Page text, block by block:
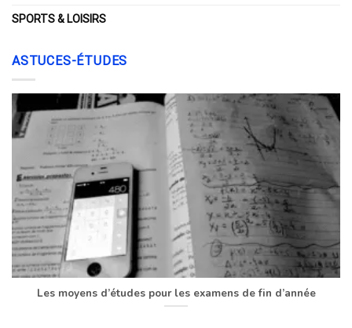
SPORTS & LOISIRS
ASTUCES-ÉTUDES
Les moyens d’études pour les examens de fin d’année